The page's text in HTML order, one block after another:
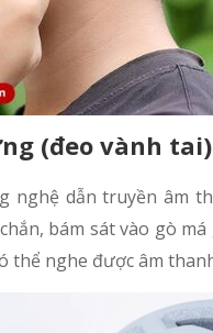
(đeo vành tai)
nghệ dẫn truyền âm
bám sát vào gò
thể nghe được âm